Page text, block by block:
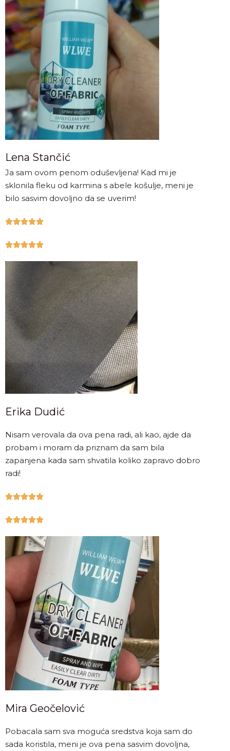
Lena Stančić
Ja sam ovom penom oduševljena! Kad mi je
sklonila fleku od karmina s abele košulje, meni je
bilo sasvim dovoljno da se uverim!


Erika Dudić
Nisam verovala da ova pena radi, ali kao, ajde da
probam i moram da priznam da sam bila
zapanjena kada sam shvatila koliko zapravo dobro
radi!


Mira Geočelović
Pobacala sam sva moguća sredstva koja sam do
sada koristila, meni je ova pena sasvim dovoljna,